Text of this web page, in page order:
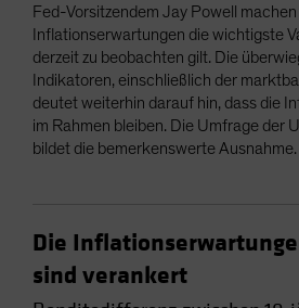
Fed-Vorsitzendem Jay Powell
Inflationserwartungen die wichtigste
derzeit zu beobachten gilt. Die
Indikatoren, einschließlich der
deutet weiterhin darauf hin, dass die
im Rahmen bleiben. Die Umfrage der
bildet die bemerkenswerte Ausnahme.
Die
sind verankert